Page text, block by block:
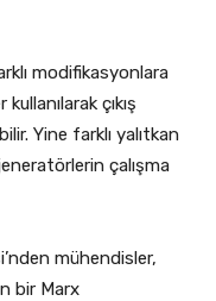
modifikasyonlara
çıkış
Yine farklı yalıtkan
çalışma
mühendisler,
bir Marx